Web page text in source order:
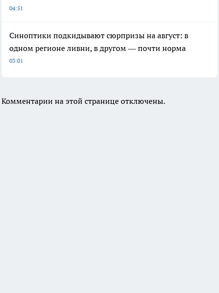
04:51
Синоптики подкидывают сюрпризы на август: в
одном регионе ливни, в другом — почти норма
03:01
Комментарии на этой странице отключены.